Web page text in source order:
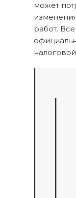
может
работ.